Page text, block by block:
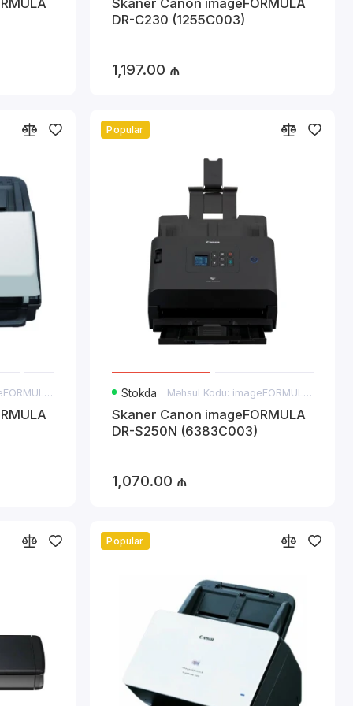
üçün
idealdır.
malikdir.
Skaner Canon imageFORMULA
DR-C230 (1255C003)
1,197.00 ₼
Məhsul Kodu: imageFORMULA DR-M160II
Popular
Stokda Məhsul Kodu: imageFORMULA DR-S250N
Skaner Canon imageFORMULA
DR-S250N (6383C003)
1,070.00 ₼
Popular